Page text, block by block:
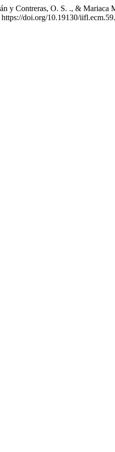
y Contreras, O. S. ., & Mariaca
https://doi.org/10.19130/